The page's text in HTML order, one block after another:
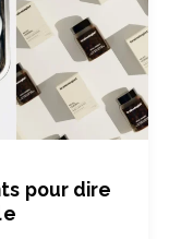
pour dire